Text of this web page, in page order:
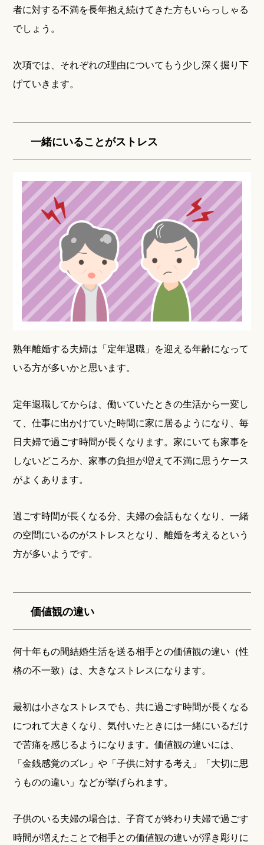
者に対する不満を長年抱え続けてきた方もいらっしゃる
でしょう。
次項では、それぞれの理由についてもう少し深く掘り下
げていきます。
一緒にいることがストレス
熟年離婚する夫婦は「定年退職」を迎える年齢になって
いる方が多いかと思います。
定年退職してからは、働いていたときの生活から一変し
て、仕事に出かけていた時間に家に居るようになり、毎
日夫婦で過ごす時間が長くなります。家にいても家事を
しないどころか、家事の負担が増えて不満に思うケース
がよくあります。
過ごす時間が長くなる分、夫婦の会話もなくなり、一緒
の空間にいるのがストレスとなり、離婚を考えるという
方が多いようです。
価値観の違い
何十年もの間結婚生活を送る相手との価値観の違い（性
格の不一致）は、大きなストレスになります。
最初は小さなストレスでも、共に過ごす時間が長くなる
につれて大きくなり、気付いたときには一緒にいるだけ
で苦痛を感じるようになります。価値観の違いには、
「金銭感覚のズレ」や「子供に対する考え」「大切に思
うものの違い」などが挙げられます。
子供のいる夫婦の場合は、子育てが終わり夫婦で過ごす
時間が増えたことで相手との価値観の違いが浮き彫りに